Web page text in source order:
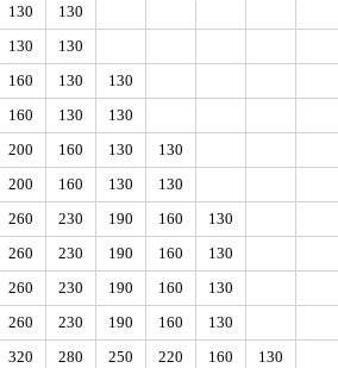
130
130
130
130
160 130
130
160 130
130
200 160 130
130
200 160 130
130
260 230 190 160
130
260 230 190 160
130
260 230 190 160
130
260 230 190 160
130
320 280 250 220 160
130